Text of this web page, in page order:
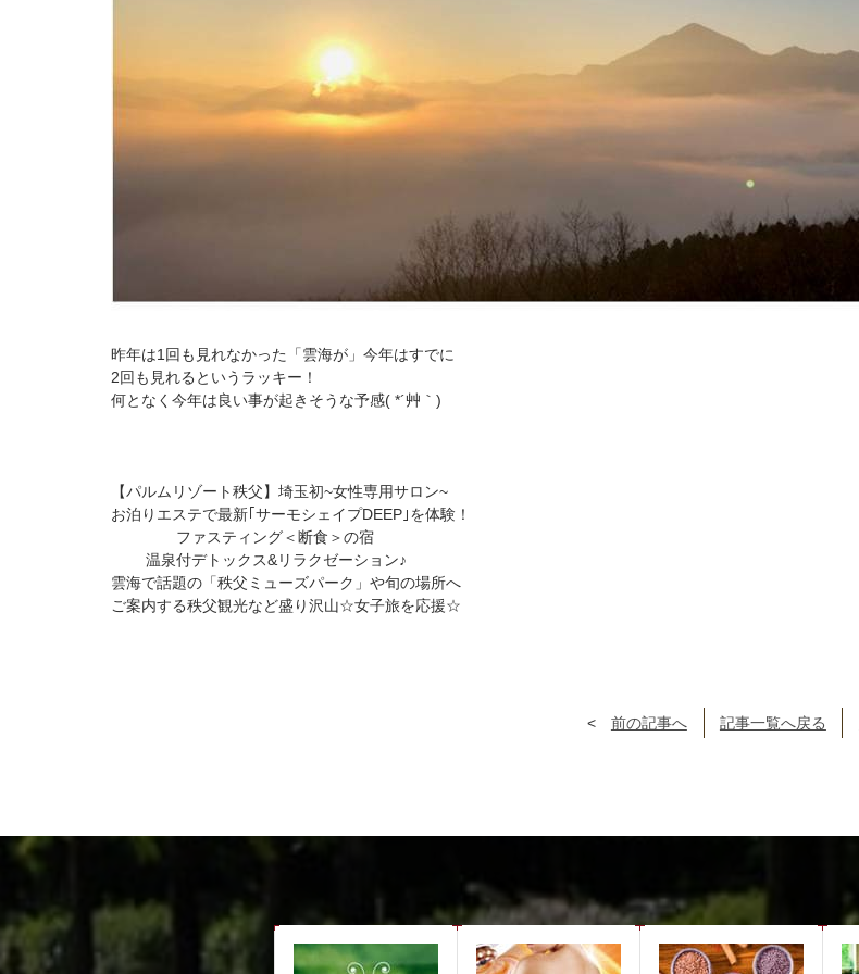
昨年は1回も見れなかった「雲海が」今年はすでに
2回も見れるというラッキー！
何となく今年は良い事が起きそうな予感( *´艸｀)
【パルムリゾート秩父】埼玉初~女性専用サロン~
お泊りエステで最新｢サーモシェイプDEEP｣を体験！
ファスティング＜断食＞の宿
温泉付デトックス&リラクゼーション♪
雲海で話題の「秩父ミューズパーク」や旬の場所へ
ご案内する秩父観光など盛り沢山☆女子旅を応援☆
前の記事へ 記事一覧へ戻る